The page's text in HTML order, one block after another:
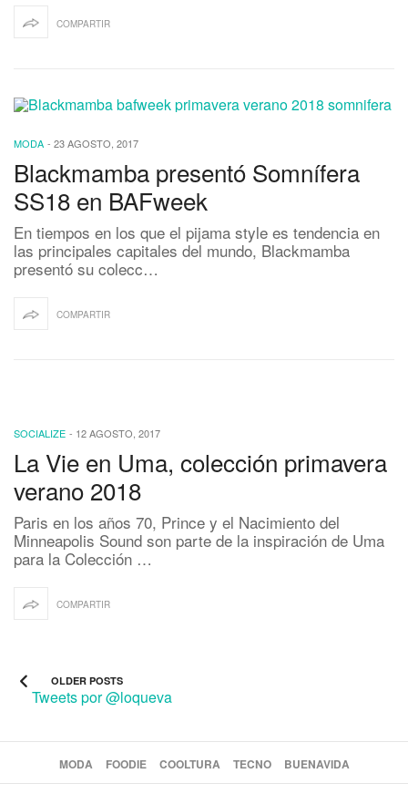
COMPARTIR
MODA - 23 AGOSTO, 2017
Blackmamba presentó Somnífera
SS18 en BAFweek
En tiempos en los que el pijama style es tendencia en
las principales capitales del mundo, Blackmamba
presentó su colecc…
COMPARTIR
SOCIALIZE - 12 AGOSTO, 2017
La Vie en Uma, colección primavera
verano 2018
Paris en los años 70, Prince y el Nacimiento del
Minneapolis Sound son parte de la inspiración de Uma
para la Colección …
COMPARTIR
OLDER POSTS
Tweets por @loqueva
MODA FOODIE COOLTURA TECNO BUENAVIDA